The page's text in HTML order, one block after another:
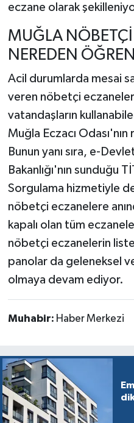
eczane olarak
MUĞLA
NEREDEN
Acil durumlarda mesai
veren nöbetçi
vatandaşların
Muğla Eczacı
Bunun yanı sıra, e-
Bakanlığı'nın sunduğu
Sorgulama hizmetiyle
nöbetçi eczanelere
kapalı olan tüm
nöbetçi eczanelerin
panolar da geleneksel
olmaya devam ediyor.
Muhabir: Haber Merkezi